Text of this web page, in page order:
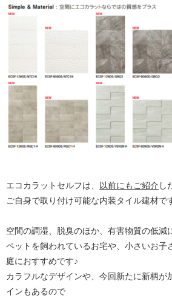
エコカラットセルフは、 以前にもご紹介 し
ご自身で取り付け可能な内装タイル建材で
空間の調湿、脱臭のほか、有害物質の低減
ペットを飼われているお宅や、小さいお子
庭におすすめです♪
カラフルなデザインや、今回新たに新柄が
インもあるので